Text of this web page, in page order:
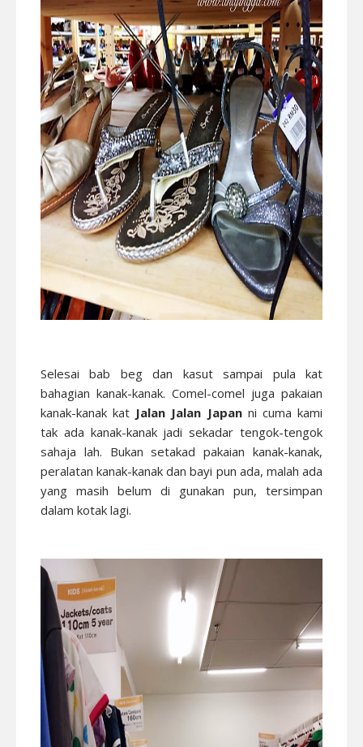
Selesai bab beg dan kasut sampai pula kat
bahagian kanak-kanak. Comel-comel juga pakaian
kanak-kanak kat Jalan Jalan Japan ni cuma kami
tak ada kanak-kanak jadi sekadar tengok-tengok
sahaja lah. Bukan setakad pakaian kanak-kanak,
peralatan kanak-kanak dan bayi pun ada, malah ada
yang masih belum di gunakan pun, tersimpan
dalam kotak lagi.